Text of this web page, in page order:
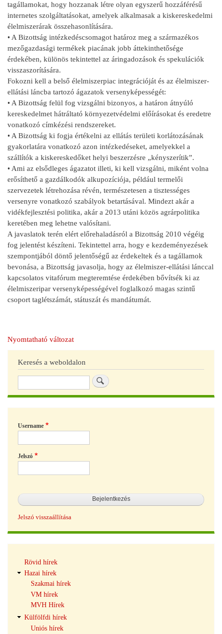
tagállamokat, hogy hozzanak létre olyan egyszerű hozzáférésű
internetes szolgáltatásokat, amelyek alkalmasak a kiskereskedelmi
élelmiszerárak összehasonlítására.
• A Bizottság intézkedéscsomagot határoz meg a származékos
mezőgazdasági termékek piacának jobb áttekinthetősége
érdekében, különös tekintettel az áringadozások és spekulációk
visszaszorítására.
Fokozni kell a belső élelmiszerpiac integrációját és az élelmiszer-
ellátási láncba tartozó ágazatok versenyképességét:
• A Bizottság felül fog vizsgálni bizonyos, a határon átnyúló
kereskedelmet hátráltató környezetvédelmi előírásokat és eredetre
vonatkozó címkézési rendszereket.
• A Bizottság ki fogja értékelni az ellátás területi korlátozásának
gyakorlatára vonatkozó azon intézkedéseket, amelyekkel a
szállítók a kiskereskedőket helyi beszerzésre „kényszerítik”.
• Ami az elsődleges ágazatot illeti, ki kell vizsgálni, miként volna
erősíthető a gazdálkodók alkupozíciója, például termelői
szervezetek létrehozása révén, természetesen a tisztességes
versenyre vonatkozó szabályok betartásával. Mindezt akár a
vidékfejlesztési politika, akár a 2013 utáni közös agrárpolitika
keretében meg lehetne valósítani.
A javaslatok terén elért előrehaladásról a Bizottság 2010 végéig
fog jelentést készíteni. Tekintettel arra, hogy e kezdeményezések
szempontjából döntő jelentőségű az érdekeltek és a tagállamok
bevonása, a Bizottság javasolja, hogy az élelmiszer-ellátási lánccal
kapcsolatos vitafórum megteremtése érdekében bővítsék ki az
élelmiszeripar versenyképességével foglalkozó magas szintű
csoport taglétszámát, státuszát és mandátumát.
Nyomtatható változat
Keresés a weboldalon
Username
Jelszó
Jelszó visszaállítása
navigáció
Rövid hírek
Hazai hírek
Szakmai hírek
VM hírek
MVH Hírek
Külfölfdi hírek
Uniós hírek